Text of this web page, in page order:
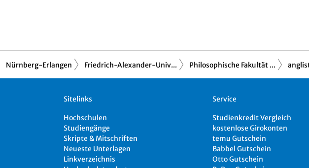
Nürnberg-Erlangen Friedrich-Alexander-Univ... Philosophische Fakultät ...
Sitelinks
Hochschulen
Studiengänge
Skripte & Mitschriften
Neueste Unterlagen
Linkverzeichnis
Service
Studienkredit Vergleich
kostenlose Girokonten
temu Gutschein
Babbel Gutschein
Otto Gutschein